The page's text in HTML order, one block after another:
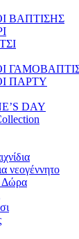
ΒΑΠΤΙΣΗΣ
ΠΑΡΤΥ
DAY
νεογέννητο
Δώρα